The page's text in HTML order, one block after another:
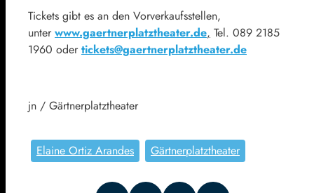
Tickets gibt es an den Vorverkaufsstellen,
unter www.gaertnerplatztheater.de, Tel. 089 2185
1960 oder tickets@gaertnerplatztheater.de
jn / Gärtnerplatztheater
Elaine Ortiz Arandes Gärtnerplatztheater